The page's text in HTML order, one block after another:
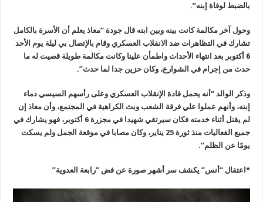
بالضبط لوفاة إبنه”.
وحول آخر مكالمة كانت بينه وبين ابنه قال جودة “معاذ يعلم أن الأسرة بالكامل
تشارك في التظاهرات ضد الانقلاب العسكري وقام بالإتصال بي ليلة يوم الأحد
6 أكتوبر بعد انتهاء الأحداث واطمأن علينا وكانت مكالمة طويلة قصيت له ما
حدث من إجرام في الشوارع، وكان حزين جدا لما حدث”.
وذكر الوالد “أنه يحمل قادة الإنقلاب العسكري وعلى رأسهم السيسي دماء
إبنه، وأنهم عملوا علي فرقة الشعب وبث الكراهية في المجتمع، وأن معاذ إن
لم يقتل أثناء خدمته فكان سيرتقي شهيدا في مجزرة 6 أكتوبر، فهو يشارك في
جميع الفعاليات منذ ثورة 25 يناير، وكان مصابا في موقعة الجمل ولم يسكت
يومًا عن الظلم”.
*اعتقال “أنس” يكشف سر أشهر صورة عن فض ”رابعة العدوية”